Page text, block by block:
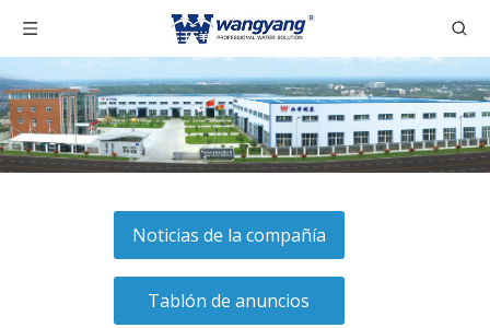
Noticias de la compañía
Tablón de anuncios